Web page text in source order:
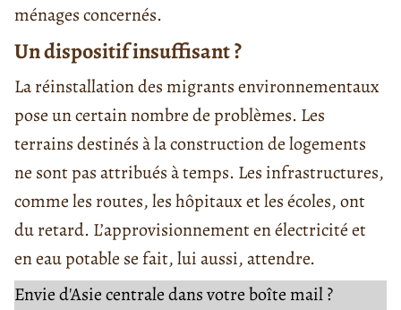
ménages concernés.
Un dispositif insuffisant ?
La réinstallation des migrants environnementaux
pose un certain nombre de problèmes. Les
terrains destinés à la construction de logements
ne sont pas attribués à temps. Les infrastructures,
comme les routes, les hôpitaux et les écoles, ont
du retard. L’approvisionnement en électricité et
en eau potable se fait, lui aussi, attendre.
Envie d'Asie centrale dans votre boîte mail ?